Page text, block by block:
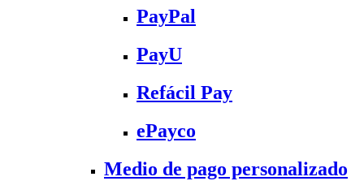
PayPal
PayU
Refácil Pay
ePayco
Medio de pago personalizado